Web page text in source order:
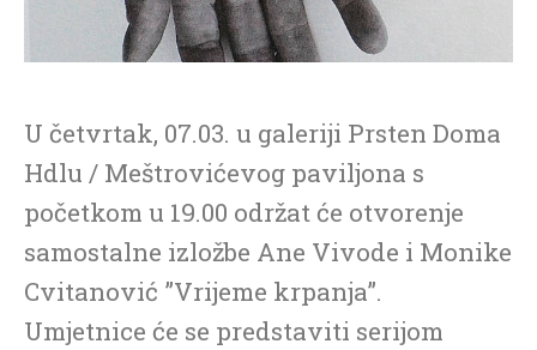
U četvrtak, 07.03. u galeriji Prsten Doma
Hdlu / Meštrovićevog paviljona s
početkom u 19.00 održat će otvorenje
samostalne izložbe Ane Vivode i Monike
Cvitanović ”Vrijeme krpanja”.
Umjetnice će se predstaviti serijom